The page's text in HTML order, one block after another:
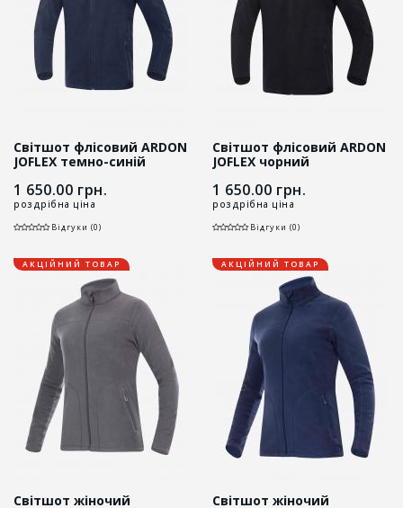
Світшот флісовий ARDON
JOFLEX темно-синій
1 650.00 грн.
роздрібна ціна
Відгуки (0)
Світшот флісовий ARDON
JOFLEX чорний
1 650.00 грн.
роздрібна ціна
Відгуки (0)
АКЦІЙНИЙ ТОВАР
Світшот жіночий
АКЦІЙНИЙ ТОВАР
Світшот жіночий